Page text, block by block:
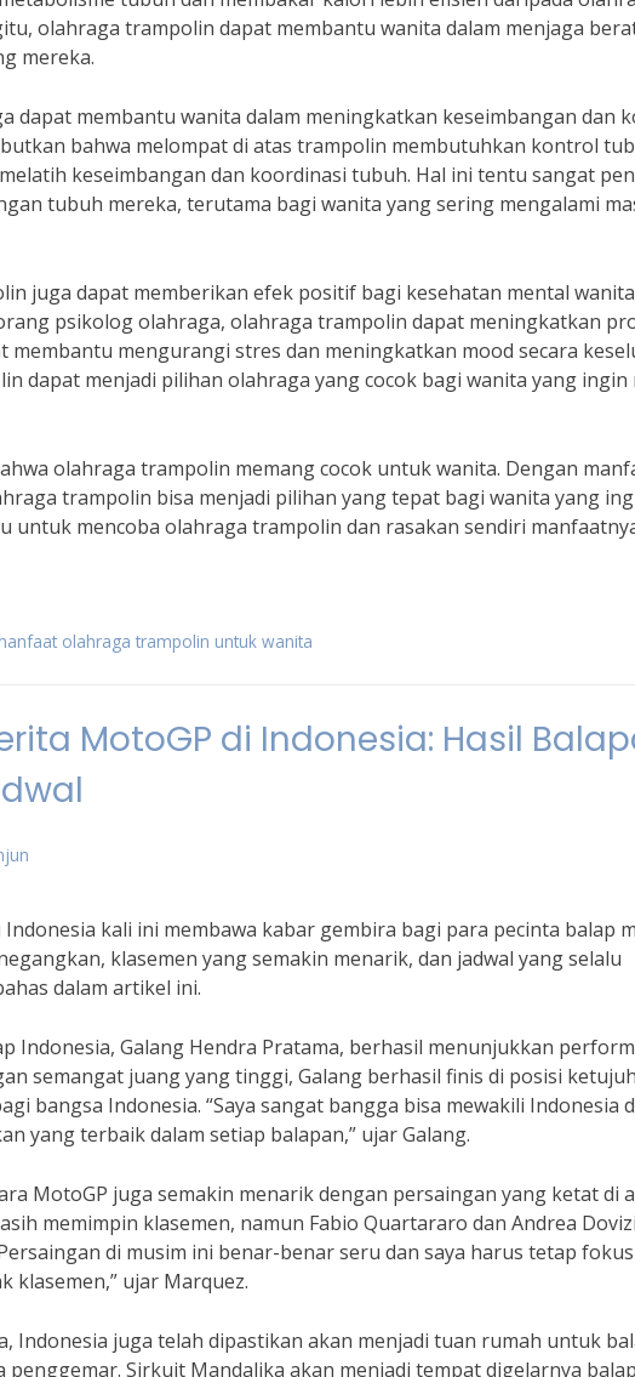
olahraga trampolin dapat membantu wanita dalam menjaga
mereka.
dapat membantu wanita dalam meningkatkan keseimbangan dan
bahwa melompat di atas trampolin membutuhkan kontrol
keseimbangan dan koordinasi tubuh. Hal ini tentu sangat
tubuh mereka, terutama bagi wanita yang sering mengalami
juga dapat memberikan efek positif bagi kesehatan mental
psikolog olahraga, olahraga trampolin dapat meningkatkan
membantu mengurangi stres dan meningkatkan mood secara
dapat menjadi pilihan olahraga yang cocok bagi wanita yang ingin
olahraga trampolin memang cocok untuk wanita. Dengan
trampolin bisa menjadi pilihan yang tepat bagi wanita yang
untuk mencoba olahraga trampolin dan rasakan sendiri
olahraga trampolin untuk wanita
MotoGP di Indonesia: Hasil
kali ini membawa kabar gembira bagi para pecinta balap
klasemen yang semakin menarik, dan jadwal yang selalu
dalam artikel ini.
Indonesia, Galang Hendra Pratama, berhasil menunjukkan
semangat juang yang tinggi, Galang berhasil finis di posisi
bangsa Indonesia. “Saya sangat bangga bisa mewakili Indonesia
yang terbaik dalam setiap balapan,” ujar Galang.
MotoGP juga semakin menarik dengan persaingan yang ketat di
memimpin klasemen, namun Fabio Quartararo dan Andrea
di musim ini benar-benar seru dan saya harus tetap
klasemen,” ujar Marquez.
Indonesia juga telah dipastikan akan menjadi tuan rumah untuk
Sirkuit Mandalika akan menjadi tempat digelarnya